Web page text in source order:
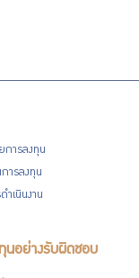
การลงทุน
ารลงทุน
ำเนินงาน
นอย่างรับผิดชอบ